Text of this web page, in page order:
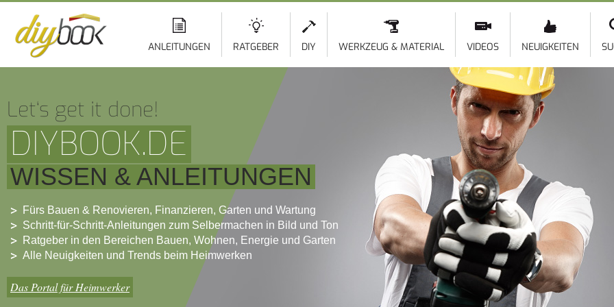
ANLEITUNGEN RATGEBER DIY WERKZEUG & MATERIAL VIDEOS NEUIGKEITEN
Let‘s get it done!
DIYBOOK.DE
WISSEN & ANLEITUNGEN
Fürs Bauen & Renovieren, Finanzieren, Garten und Wartung
Schritt-für-Schritt-Anleitungen zum Selbermachen in Bild und Ton
Ratgeber in den Bereichen Bauen, Wohnen, Energie und Garten
Alle Neuigkeiten und Trends beim Heimwerken
Das Portal für Heimwerker